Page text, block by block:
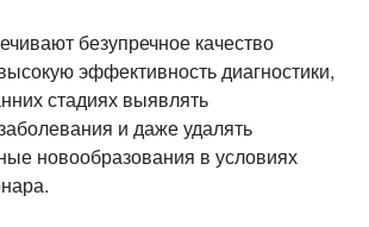
безупречное качество
эффективность диагностики,
стадиях выявлять
и даже удалять
новообразования в условиях